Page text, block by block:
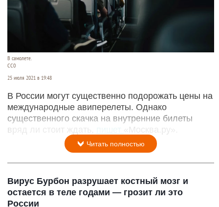
В самолете.
CC0
25 июля 2021 в 19:48
В России могут существенно подорожать цены на
международные авиперелеты. Однако
существенного скачка на внутренние билеты
вряд ли стоит ждать,
«Москва.ру».
Читать полностью
Вирус Бурбон разрушает костный мозг и
остается в теле годами — грозит ли это
России